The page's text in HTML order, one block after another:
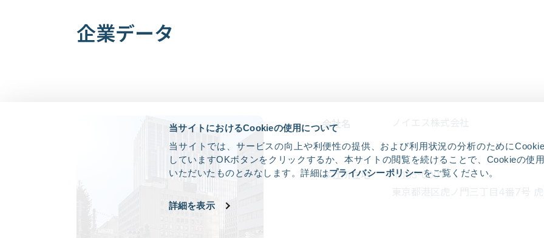
当サイトにおけるCookieの使用について
当サイトでは、サービスの向上や利便性の提供、および利用状況の分析のために
していますOKボタンをクリックするか、本サイトの閲覧を続けることで、Cookieの使
いただいたものとみなします。詳細はプライバシーポリシーをご覧ください。
詳細を表示
企業データ
会社名
本社所在地
〒105-0001